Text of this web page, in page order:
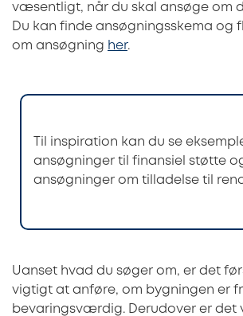
væsentligt, når du skal ansøge om
Du kan finde ansøgningsskema og
om ansøgning her.
Til inspiration kan du se
ansøgninger til finansiel støtte
ansøgninger om tilladelse til
Uanset hvad du søger om, er det
vigtigt at anføre, om bygningen er
bevaringsværdig. Derudover er det